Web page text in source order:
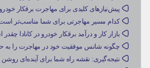
پیش‌نیازهای کلیدی برای مهاجرت برقکار خودرو
کدام مسیر مهاجرتی برای شما مناسب‌تر
بازار کار و درآمد برقکار خودرو در کانادا
چگونه شانس موفقیت خود در مهاجرت را به
نتیجه‌گیری: نقشه راه شما برای آینده‌ای روشن